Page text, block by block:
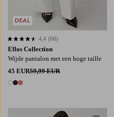
Ellos Collection
Wijde pantalon met een hoge taille
45 EUR59,99 EUR
3 kleuren
4,4 op basis van 68 beoordelingen
4,4 (68)
DEAL